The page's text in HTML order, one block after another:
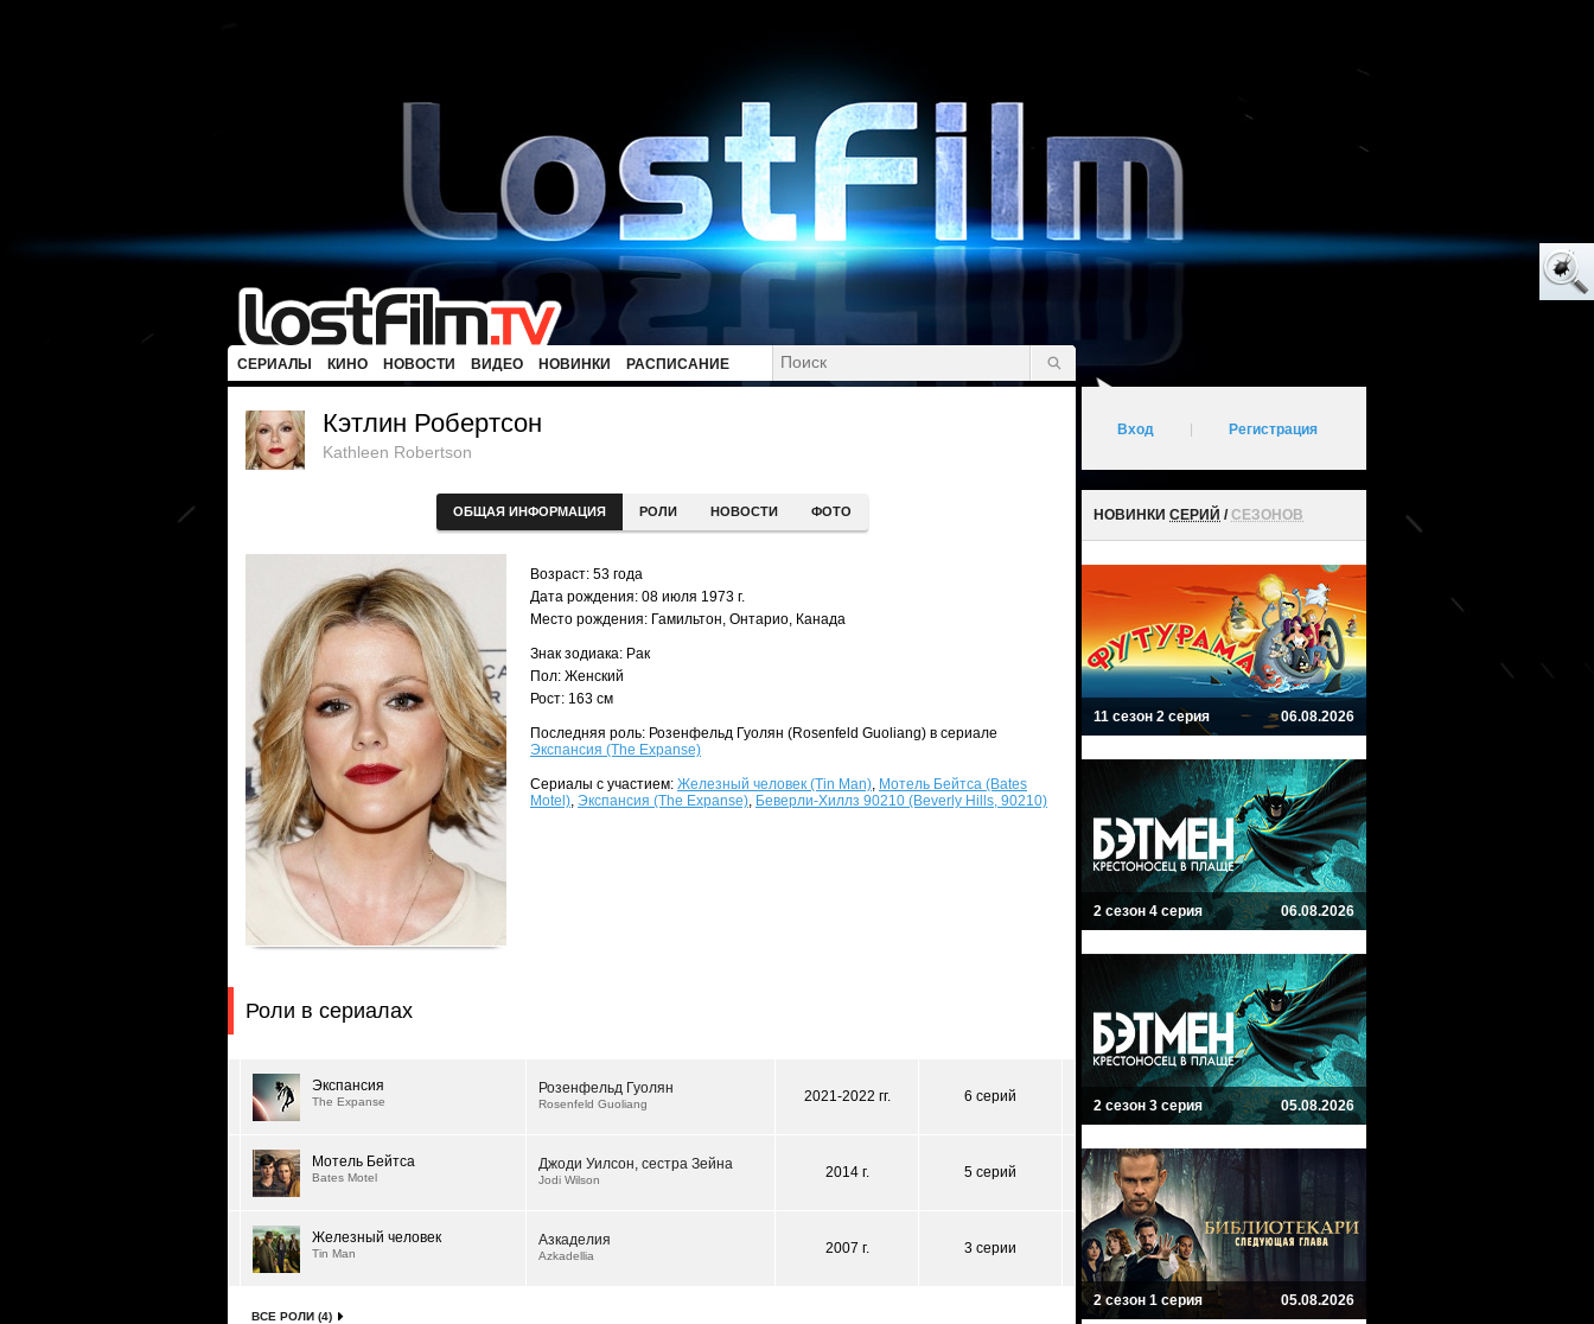
СЕРИАЛЫ КИНО НОВОСТИ ВИДЕО НОВИНКИ РАСПИСАНИЕ
Кэтлин Робертсон
Kathleen Robertson
ОБЩАЯ ИНФОРМАЦИЯ РОЛИ НОВОСТИ ФОТО
Возраст: 53 года
Дата рождения: 08 июля 1973 г.
Место рождения: Гамильтон, Онтарио, Канада
Знак зодиака: Рак
Пол: Женский
Рост: 163 см
Последняя роль: Розенфельд Гуолян (Rosenfeld Guoliang) в сериале
Экспансия (The Expanse)
Сериалы с участием: Железный человек (Tin Man), Мотель Бейтса (Bates
Motel), Экспансия (The Expanse), Беверли-Хиллз 90210 (Beverly Hills, 90210)
Роли в сериалах
Экспансия
The Expanse
Розенфельд Гуолян
Rosenfeld Guoliang 2021-2022 гг. 6 серий
Мотель Бейтса
Bates Motel
Джоди Уилсон, сестра Зейна
Jodi Wilson 2014 г. 5 серий
Железный человек
Tin Man
Азкаделия
Azkadellia 2007 г. 3 серии
ВСЕ РОЛИ (4)
Вход Регистрация
НОВИНКИ СЕРИЙ /СЕЗОНОВ
11 сезон 2 серия 06.08.2026
2 сезон 4 серия 06.08.2026
2 сезон 3 серия 05.08.2026
2 сезон 1 серия 05.08.2026